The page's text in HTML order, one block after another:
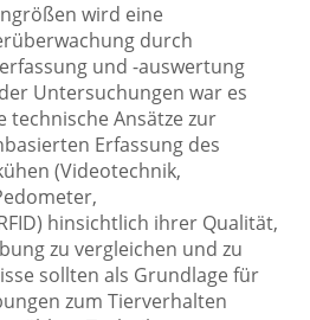
wird eine
durch
und -auswertung
Untersuchungen war es
technische Ansätze zur
Erfassung des
(Videotechnik,
hinsichtlich ihrer Qualität,
zu vergleichen und zu
sollten als Grundlage für
zum Tierverhalten